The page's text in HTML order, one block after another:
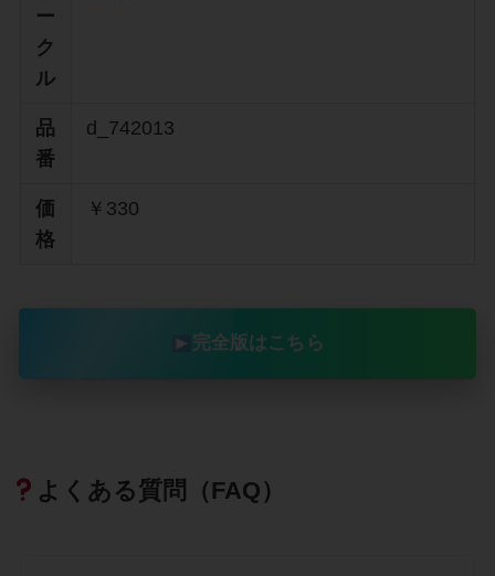
ー
ク
ル
品
番
d_742013
価
格
￥330
完全版はこちら
よくある質問（FAQ）